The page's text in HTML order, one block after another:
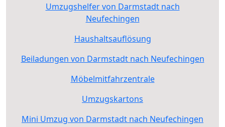
Umzugshelfer von Darmstadt nach
Neufechingen
Haushaltsauflösung
Beiladungen von Darmstadt nach Neufechingen
Möbelmitfahrzentrale
Umzugskartons
Mini Umzug von Darmstadt nach Neufechingen